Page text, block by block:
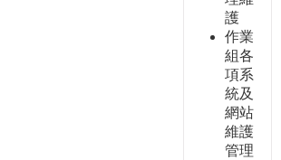
護
作業
組各
項系
統及
網站
維護
管理